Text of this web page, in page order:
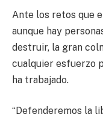
Ante los retos que
aunque hay
destruir, la gran
cualquier esfuerzo
ha trabajado.
“Defenderemos la